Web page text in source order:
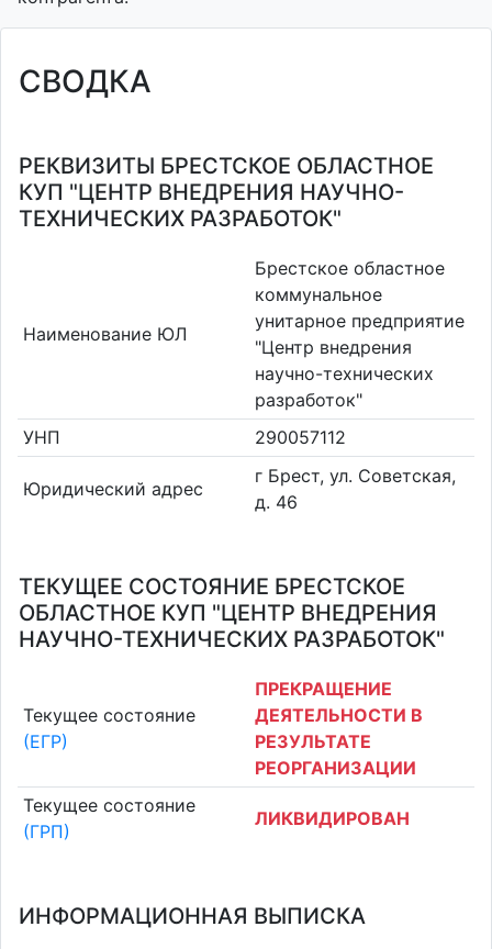
СВОДКА
РЕКВИЗИТЫ БРЕСТСКОЕ ОБЛАСТНОЕ
КУП "ЦЕНТР ВНЕДРЕНИЯ НАУЧНО-
ТЕХНИЧЕСКИХ РАЗРАБОТОК"
Наименование ЮЛ
Брестское областное
коммунальное
унитарное предприятие
"Центр внедрения
научно-технических
разработок"
УНП
290057112
Юридический адрес
г Брест, ул. Советская,
д. 46
ТЕКУЩЕЕ СОСТОЯНИЕ БРЕСТСКОЕ
ОБЛАСТНОЕ КУП "ЦЕНТР ВНЕДРЕНИЯ
НАУЧНО-ТЕХНИЧЕСКИХ РАЗРАБОТОК"
Текущее состояние
(ЕГР)
ПРЕКРАЩЕНИЕ
ДЕЯТЕЛЬНОСТИ В
РЕЗУЛЬТАТЕ
РЕОРГАНИЗАЦИИ
Текущее состояние
(ГРП)
ЛИКВИДИРОВАН
ИНФОРМАЦИОННАЯ ВЫПИСКА